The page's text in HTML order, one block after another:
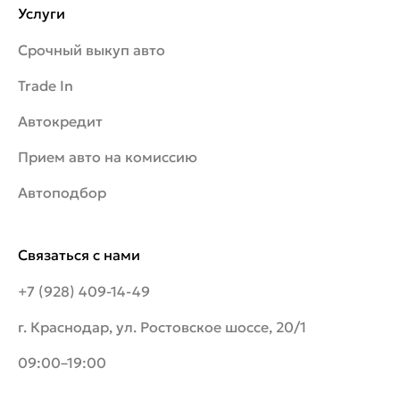
Связаться с нами
+7 (928) 409-14-49
г. Краснодар, ул. Ростовское шоссе, 20/1
09:00–19:00
Услуги
Срочный выкуп авто
Trade In
Автокредит
Прием авто на комиссию
Автоподбор